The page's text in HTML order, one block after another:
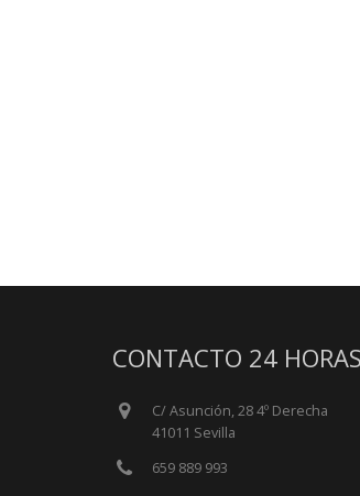
CONTACTO 24 HORAS
C/ Asunción, 28 4º Derecha
41011 Sevilla
659 889 993